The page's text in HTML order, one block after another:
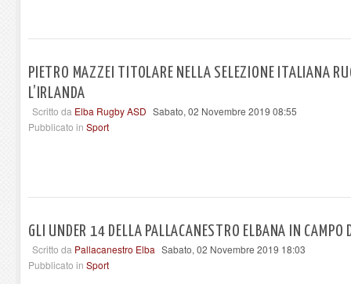
PIETRO MAZZEI TITOLARE NELLA SELEZIONE ITALIANA
L’IRLANDA
Scritto da Elba Rugby ASD Sabato, 02 Novembre 2019 08:55
Pubblicato in Sport
GLI UNDER 14 DELLA PALLACANESTRO ELBANA IN CAMPO
Scritto da Pallacanestro Elba Sabato, 02 Novembre 2019 18:03
Pubblicato in Sport